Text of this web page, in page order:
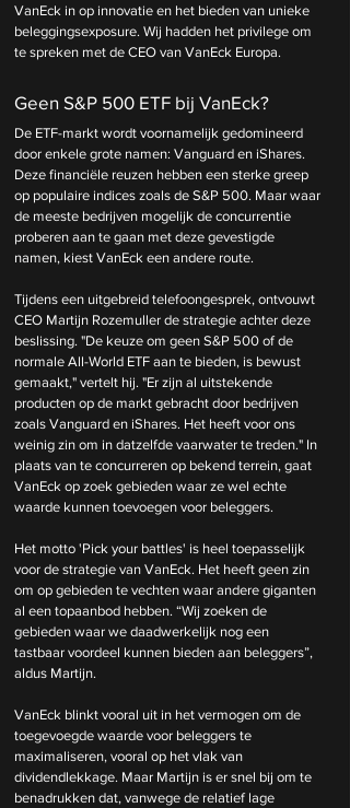
VanEck in op innovatie en het bieden van unieke
beleggingsexposure. Wij hadden het privilege om
te spreken met de CEO van VanEck Europa.
Geen S&P 500 ETF bij VanEck?
De ETF-markt wordt voornamelijk gedomineerd
door enkele grote namen: Vanguard en iShares.
Deze financiële reuzen hebben een sterke greep
op populaire indices zoals de S&P 500. Maar waar
de meeste bedrijven mogelijk de concurrentie
proberen aan te gaan met deze gevestigde
namen, kiest VanEck een andere route.
Tijdens een uitgebreid telefoongesprek, ontvouwt
CEO Martijn Rozemuller de strategie achter deze
beslissing. "De keuze om geen S&P 500 of de
normale All-World ETF aan te bieden, is bewust
gemaakt," vertelt hij. "Er zijn al uitstekende
producten op de markt gebracht door bedrijven
zoals Vanguard en iShares. Het heeft voor ons
weinig zin om in datzelfde vaarwater te treden." In
plaats van te concurreren op bekend terrein, gaat
VanEck op zoek gebieden waar ze wel echte
waarde kunnen toevoegen voor beleggers.
Het motto 'Pick your battles' is heel toepasselijk
voor de strategie van VanEck. Het heeft geen zin
om op gebieden te vechten waar andere giganten
al een topaanbod hebben. “Wij zoeken de
gebieden waar we daadwerkelijk nog een
tastbaar voordeel kunnen bieden aan beleggers”,
aldus Martijn.
VanEck blinkt vooral uit in het vermogen om de
toegevoegde waarde voor beleggers te
maximaliseren, vooral op het vlak van
dividendlekkage. Maar Martijn is er snel bij om te
benadrukken dat, vanwege de relatief lage